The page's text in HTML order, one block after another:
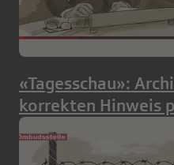
«Tagesschau»:
korrekten Hinweis